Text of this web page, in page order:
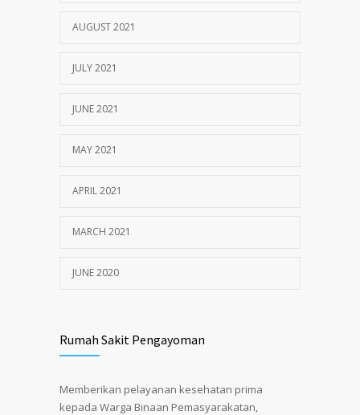
AUGUST 2021
JULY 2021
JUNE 2021
MAY 2021
APRIL 2021
MARCH 2021
JUNE 2020
Rumah Sakit Pengayoman
Memberikan pelayanan kesehatan prima
kepada Warga Binaan Pemasyarakatan,